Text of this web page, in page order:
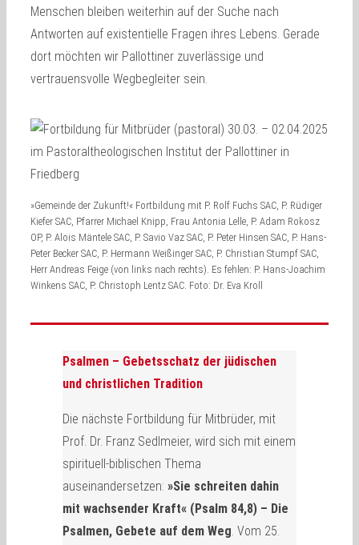
Menschen bleiben weiterhin auf der Suche nach
Antworten auf existentielle Fragen ihres Lebens. Gerade
dort möchten wir Pallottiner zuverlässige und
vertrauensvolle Wegbegleiter sein.
»Gemeinde der Zukunft!« Fortbildung mit P. Rolf Fuchs SAC, P. Rüdiger
Kiefer SAC, Pfarrer Michael Knipp, Frau Antonia Lelle, P. Adam Rokosz
OP, P. Alois Mäntele SAC, P. Savio Vaz SAC, P. Peter Hinsen SAC, P. Hans-
Peter Becker SAC, P. Hermann Weißinger SAC, P. Christian Stumpf SAC,
Herr Andreas Feige (von links nach rechts). Es fehlen: P. Hans-Joachim
Winkens SAC, P. Christoph Lentz SAC. Foto: Dr. Eva Kroll
Psalmen – Gebetsschatz der jüdischen
und christlichen Tradition
Die nächste Fortbildung für Mitbrüder, mit
Prof. Dr. Franz Sedlmeier, wird sich mit einem
spirituell-biblischen Thema
auseinandersetzen: »Sie schreiten dahin
mit wachsender Kraft« (Psalm 84,8) – Die
Psalmen, Gebete auf dem Weg. Vom 25.